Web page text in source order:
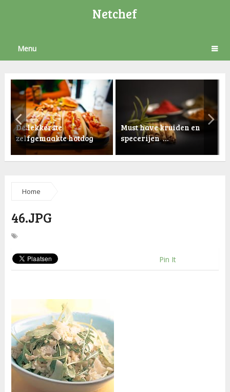
Netchef
Menu
De lekkerste
zelfgemaakte hotdog
Must have kruiden en
specerijen …
Home
46.JPG
Pin It